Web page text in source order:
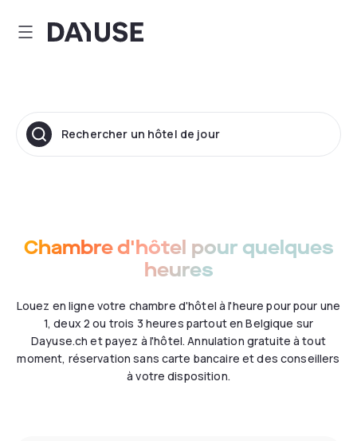
Dayuse
Rechercher un hôtel de jour
Chambre d'hôtel pour quelques
heures
Louez en ligne votre chambre d'hôtel à l'heure pour pour une
1, deux 2 ou trois 3 heures partout en Belgique sur
Dayuse.ch et payez à l'hôtel. Annulation gratuite à tout
moment, réservation sans carte bancaire et des conseillers
à votre disposition.